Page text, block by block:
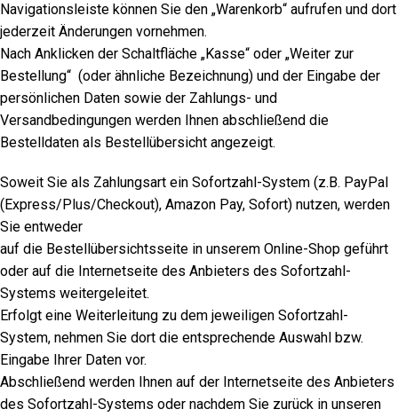
Navigationsleiste können Sie den „Warenkorb“ aufrufen und dort
jederzeit Änderungen vornehmen.
Nach Anklicken der Schaltfläche „Kasse“ oder „Weiter zur
Bestellung“ (oder ähnliche Bezeichnung) und der Eingabe der
persönlichen Daten sowie der Zahlungs- und
Versandbedingungen werden Ihnen abschließend die
Bestelldaten als Bestellübersicht angezeigt.
Soweit Sie als Zahlungsart ein Sofortzahl-System (z.B. PayPal
(Express/Plus/Checkout), Amazon Pay, Sofort) nutzen, werden
Sie entweder
auf die Bestellübersichtsseite in unserem Online-Shop geführt
oder auf die Internetseite des Anbieters des Sofortzahl-
Systems weitergeleitet.
Erfolgt eine Weiterleitung zu dem jeweiligen Sofortzahl-
System, nehmen Sie dort die entsprechende Auswahl bzw.
Eingabe Ihrer Daten vor.
Abschließend werden Ihnen auf der Internetseite des Anbieters
des Sofortzahl-Systems oder nachdem Sie zurück in unseren